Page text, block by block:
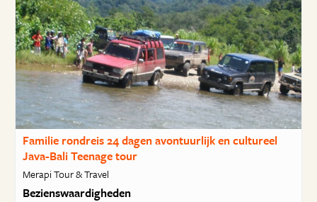
Familie rondreis 24 dagen avontuurlijk en cultureel
Java-Bali Teenage tour
Merapi Tour & Travel
Bezienswaardigheden